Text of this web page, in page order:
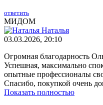
ответить
МИДОМ
Наталья
03.03.2026, 20:10
Огромная благодарность
Успешная, максимально
опытные профессионалы
Спасибо, покупкой очень
Показать полностью